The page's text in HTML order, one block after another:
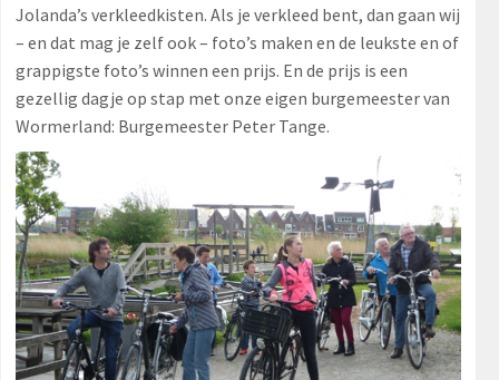
Jolanda’s verkleedkisten. Als je verkleed bent, dan gaan wij
– en dat mag je zelf ook – foto’s maken en de leukste en of
grappigste foto’s winnen een prijs. En de prijs is een
gezellig dagje op stap met onze eigen burgemeester van
Wormerland: Burgemeester Peter Tange.